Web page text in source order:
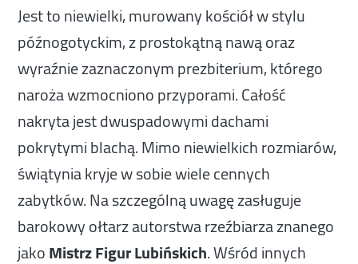
Jest to niewielki, murowany kościół w stylu
późnogotyckim, z prostokątną nawą oraz
wyraźnie zaznaczonym prezbiterium, którego
naroża wzmocniono przyporami. Całość
nakryta jest dwuspadowymi dachami
pokrytymi blachą. Mimo niewielkich rozmiarów,
świątynia kryje w sobie wiele cennych
zabytków. Na szczególną uwagę zasługuje
barokowy ołtarz autorstwa rzeźbiarza znanego
jakoMistrz Figur Lubińskich. Wśród innych